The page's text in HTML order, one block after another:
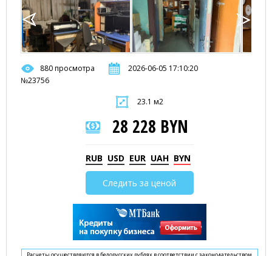
880 просмотра
2026-06-05 17:10:20
№23756
23.1 м2
28 228 BYN
RUB USD EUR UAH BYN
Следить за ценой